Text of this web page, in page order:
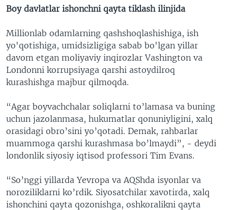
Boy davlatlar ishonchni qayta tiklash ilinjida
Millionlab odamlarning qashshoqlashishiga, ish
yo'qotishiga, umidsizligiga sabab bo'lgan yillar
davom etgan moliyaviy inqirozlar Vashington va
Londonni korrupsiyaga qarshi astoydilroq
kurashishga majbur qilmoqda.
“Agar boyvachchalar soliqlarni to’lamasa va buning
uchun jazolanmasa, hukumatlar qonuniyligini, xalq
orasidagi obro’sini yo’qotadi. Demak, rahbarlar
muammoga qarshi kurashmasa bo’lmaydi”, - deydi
londonlik siyosiy iqtisod professori Tim Evans.
“So’nggi yillarda Yevropa va AQShda isyonlar va
noroziliklarni ko’rdik. Siyosatchilar xavotirda, xalq
ishonchini qayta qozonishga, oshkoralikni qayta